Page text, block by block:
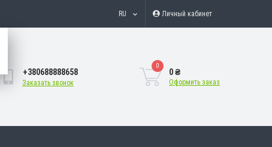
RU Личный кабинет
+380688888658
Заказать звонок
0
0 ₴
Оформить заказ